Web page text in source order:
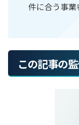
件に合う事業
この記事の